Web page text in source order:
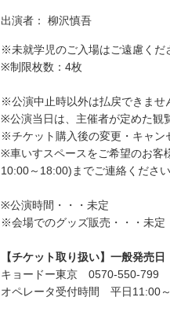
出演者： 柳沢慎吾
※未就学児のご入場はご遠慮くだ
※制限枚数：4枚
※公演中止時以外は払戻できませ
※公演当日は、主催者が定めた観
※チケット購入後の変更・キャン
※車いすスペースをご希望のお客
10:00～18:00)までご連絡くださ
※公演時間・・・未定
※会場でのグッズ販売・・・未定
【チケット取り扱い】一般発売
キョードー東京 0570-550-799
オペレータ受付時間 平日11:00